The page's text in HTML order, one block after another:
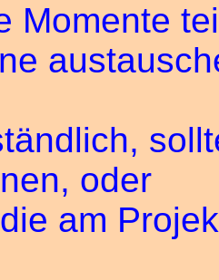
Momente
oder
am